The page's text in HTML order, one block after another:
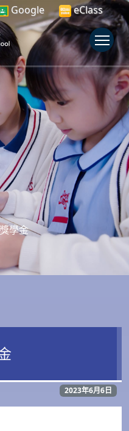
Google eClass
學金
2023年6月6日